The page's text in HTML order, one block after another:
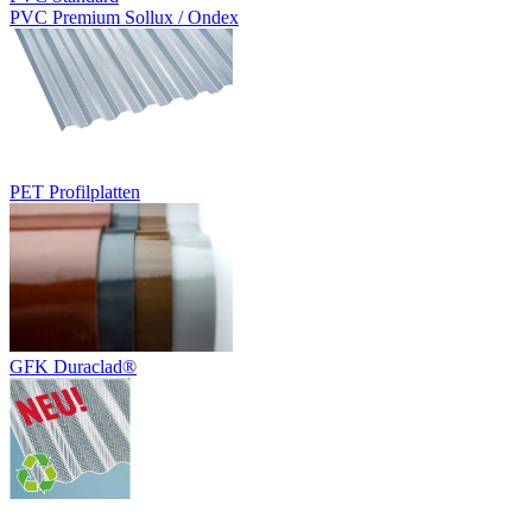
PVC Premium Sollux / Ondex
PET Profilplatten
GFK Duraclad®